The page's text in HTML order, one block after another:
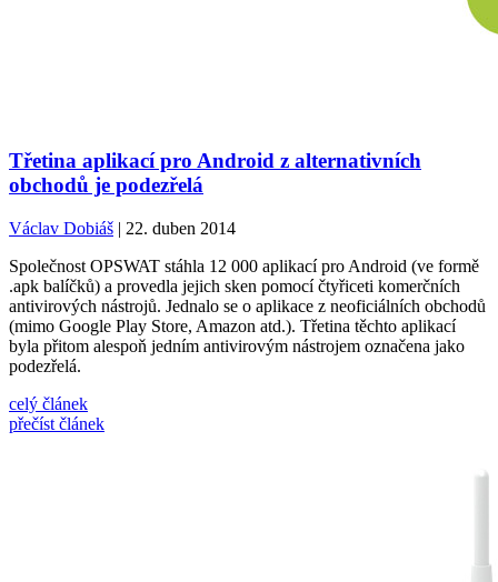
Třetina aplikací pro Android z alternativních
obchodů je podezřelá
Václav Dobiáš| 22. duben 2014
Společnost OPSWAT stáhla 12 000 aplikací pro Android (ve formě
.apk balíčků) a provedla jejich sken pomocí čtyřiceti komerčních
antivirových nástrojů. Jednalo se o aplikace z neoficiálních obchodů
(mimo Google Play Store, Amazon atd.). Třetina těchto aplikací
byla přitom alespoň jedním antivirovým nástrojem označena jako
podezřelá.
celý článek
přečíst článek